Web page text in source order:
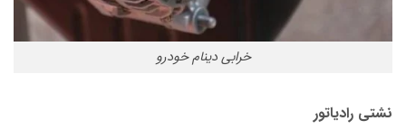
خرابی دینام خودرو
نشتی رادیاتور